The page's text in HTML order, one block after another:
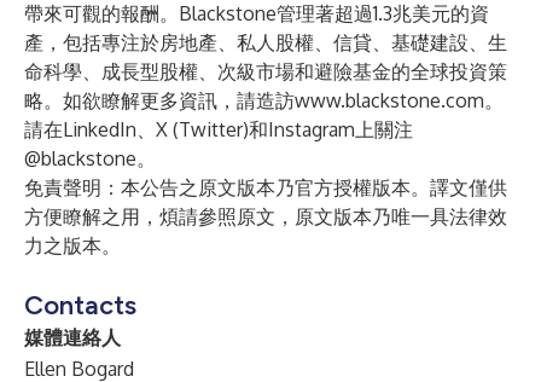
帶來可觀的報酬。Blackstone管理著超過1.3兆美元的資
產，包括專注於房地產、私人股權、信貸、基礎建設、生
命科學、成長型股權、次級市場和避險基金的全球投資策
略。如欲瞭解更多資訊，請造訪www.blackstone.com。
請在LinkedIn、 X (Twitter)和Instagram上關注
@blackstone。
免責聲明：本公告之原文版本乃官方授權版本。譯文僅供
方便瞭解之用，煩請參照原文，原文版本乃唯一具法律效
力之版本。
Contacts
媒體連絡人
Ellen Bogard